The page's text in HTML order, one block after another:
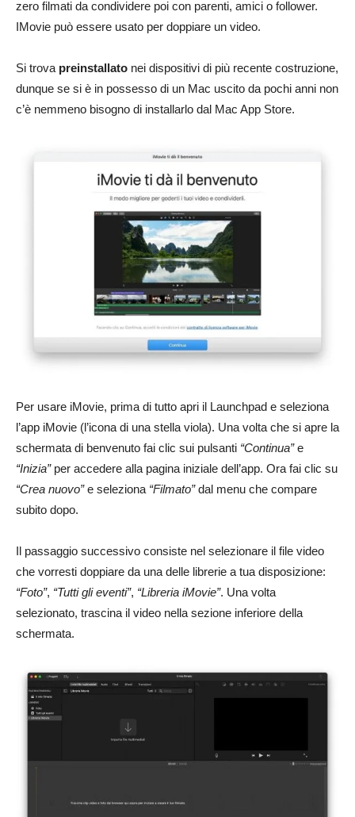
zero filmati da condividere poi con parenti, amici o follower.
IMovie può essere usato per doppiare un video.
Si trova preinstallato nei dispositivi di più recente costruzione,
dunque se si è in possesso di un Mac uscito da pochi anni non
c’è nemmeno bisogno di installarlo dal Mac App Store.
Per usare iMovie, prima di tutto apri il Launchpad e seleziona
l’app iMovie (l’icona di una stella viola). Una volta che si apre la
schermata di benvenuto fai clic sui pulsanti “Continua”e
“Inizia”per accedere alla pagina iniziale dell’app. Ora fai clic su
“Crea nuovo”e seleziona “Filmato”dal menu che compare
subito dopo.
Il passaggio successivo consiste nel selezionare il file video
che vorresti doppiare da una delle librerie a tua disposizione:
“Foto”, “Tutti gli eventi”, “Libreria iMovie”. Una volta
selezionato, trascina il video nella sezione inferiore della
schermata.